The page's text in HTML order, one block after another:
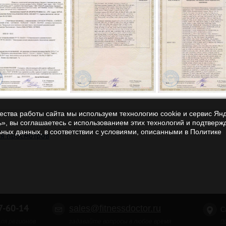
просмотров
работы сайта мы используем технологию cookie и сервис
вы соглашаетесь с использованием этих технологий и
данных, в соответствии с условиями, описанными в Политике